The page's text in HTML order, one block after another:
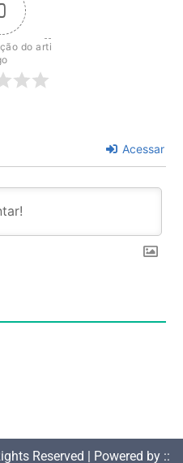
do arti
Acessar
Reserved | Powered by ::